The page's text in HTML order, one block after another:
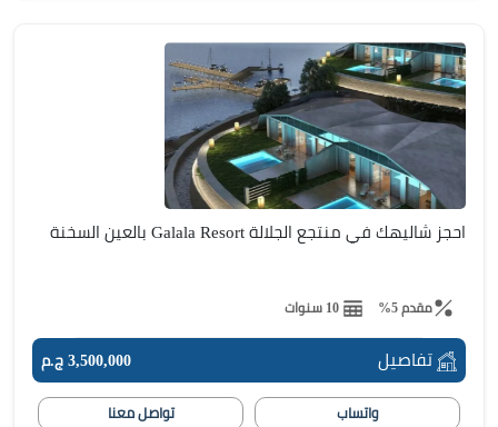
احجز شاليهك في منتجع الجلالة Galala Resort بالعين السخنة
مقدم 5% 10 سنوات
تفاصيل 3,500,000 ج.م
واتساب تواصل معنا